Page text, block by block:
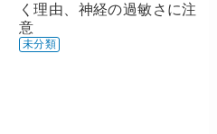
く理由、神経の過敏さに注
意
未分類